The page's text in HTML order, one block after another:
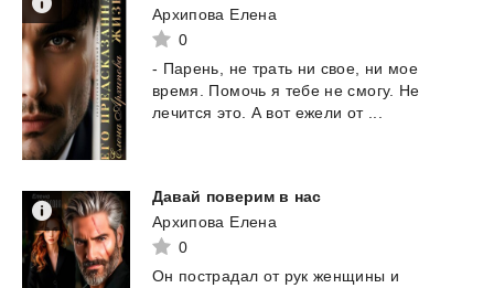
Архипова Елена
0
- Парень, не трать ни свое, ни мое
время.
Помочь я тебе не смогу. Не
лечится это. А вот ежели от
Давай поверим в нас
Архипова Елена
0
Он пострадал от рук женщины и